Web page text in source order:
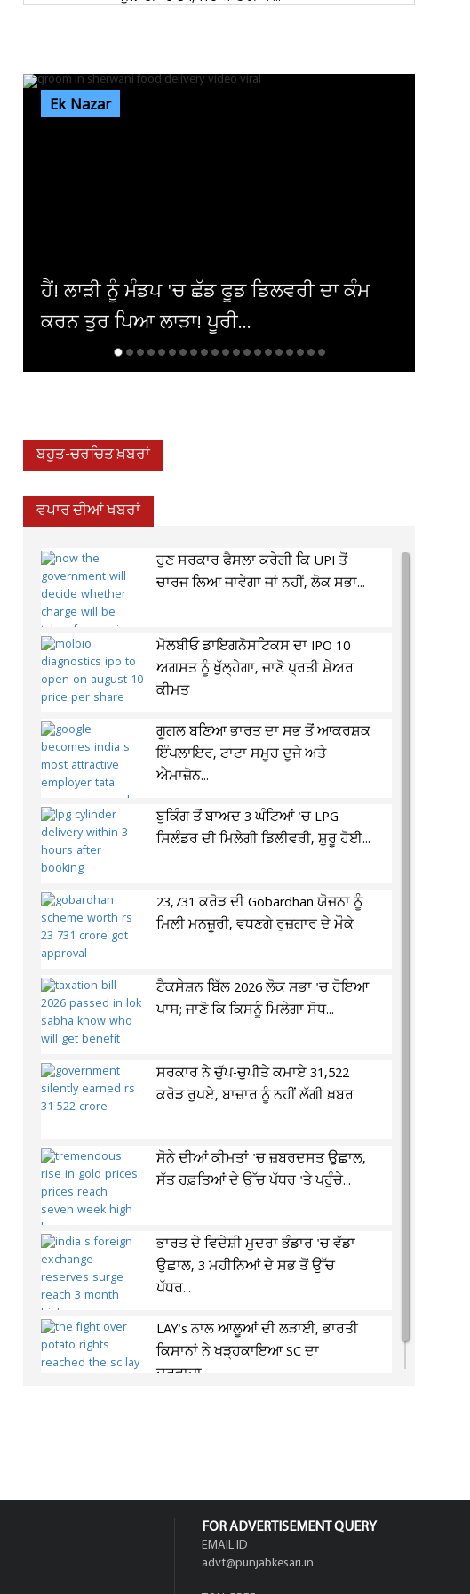
Ek Nazar
ਪਤੀ ਛੱਡ ਗਿਆ, ਪੁੱਤ ਵੀ ਨਹੀਂ ਦਿੰਦਾ ਮਾਂ ਦਾ ਦਰਜਾ,
1987 ਤੋਂ ਇਕੱਲੀ ਰਹਿ ਰਹੀ...
ਬਹੁਤ-ਚਰਚਿਤ ਖ਼ਬਰਾਂ
ਵਪਾਰ ਦੀਆਂ ਖਬਰਾਂ
ਹੁਣ ਸਰਕਾਰ ਫੈਸਲਾ ਕਰੇਗੀ ਕਿ UPI ਤੋਂ
ਚਾਰਜ ਲਿਆ ਜਾਵੇਗਾ ਜਾਂ ਨਹੀਂ, ਲੋਕ ਸਭਾ...
ਮੋਲਬੀਓ ਡਾਇਗਨੋਸਟਿਕਸ ਦਾ IPO 10
ਅਗਸਤ ਨੂੰ ਖੁੱਲ੍ਹੇਗਾ, ਜਾਣੋ ਪ੍ਰਤੀ ਸ਼ੇਅਰ
ਕੀਮਤ
ਗੂਗਲ ਬਣਿਆ ਭਾਰਤ ਦਾ ਸਭ ਤੋਂ ਆਕਰਸ਼ਕ
ਇੰਪਲਾਇਰ, ਟਾਟਾ ਸਮੂਹ ਦੂਜੇ ਅਤੇ
ਐਮਾਜ਼ੋਨ...
ਬੁਕਿੰਗ ਤੋਂ ਬਾਅਦ 3 ਘੰਟਿਆਂ 'ਚ LPG
ਸਿਲੰਡਰ ਦੀ ਮਿਲੇਗੀ ਡਿਲੀਵਰੀ, ਸ਼ੁਰੂ ਹੋਈ...
23,731 ਕਰੋੜ ਦੀ Gobardhan ਯੋਜਨਾ ਨੂੰ
ਮਿਲੀ ਮਨਜ਼ੂਰੀ, ਵਧਣਗੇ ਰੁਜ਼ਗਾਰ ਦੇ ਮੌਕੇ
ਟੈਕਸੇਸ਼ਨ ਬਿੱਲ 2026 ਲੋਕ ਸਭਾ 'ਚ ਹੋਇਆ
ਪਾਸ; ਜਾਣੋ ਕਿ ਕਿਸਨੂੰ ਮਿਲੇਗਾ ਸੋਧ...
ਸਰਕਾਰ ਨੇ ਚੁੱਪ-ਚੁਪੀਤੇ ਕਮਾਏ 31,522
ਕਰੋੜ ਰੁਪਏ, ਬਾਜ਼ਾਰ ਨੂੰ ਨਹੀਂ ਲੱਗੀ ਖ਼ਬਰ
ਸੋਨੇ ਦੀਆਂ ਕੀਮਤਾਂ 'ਚ ਜ਼ਬਰਦਸਤ ਉਛਾਲ,
ਸੱਤ ਹਫ਼ਤਿਆਂ ਦੇ ਉੱਚ ਪੱਧਰ 'ਤੇ ਪਹੁੰਚੇ...
ਭਾਰਤ ਦੇ ਵਿਦੇਸ਼ੀ ਮੁਦਰਾ ਭੰਡਾਰ 'ਚ ਵੱਡਾ
ਉਛਾਲ, 3 ਮਹੀਨਿਆਂ ਦੇ ਸਭ ਤੋਂ ਉੱਚ
ਪੱਧਰ...
LAY's ਨਾਲ ਆਲੂਆਂ ਦੀ ਲੜਾਈ, ਭਾਰਤੀ
ਕਿਸਾਨਾਂ ਨੇ ਖੜ੍ਹਕਾਇਆ SC ਦਾ
ਦਰਵਾਜ਼ਾ,...
FOR ADVERTISEMENT QUERY
EMAIL ID
advt@punjabkesari.in